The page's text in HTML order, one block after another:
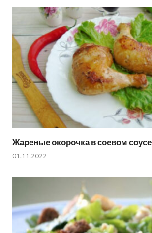
Жареные окорочка в соевом соусе
01.11.2022